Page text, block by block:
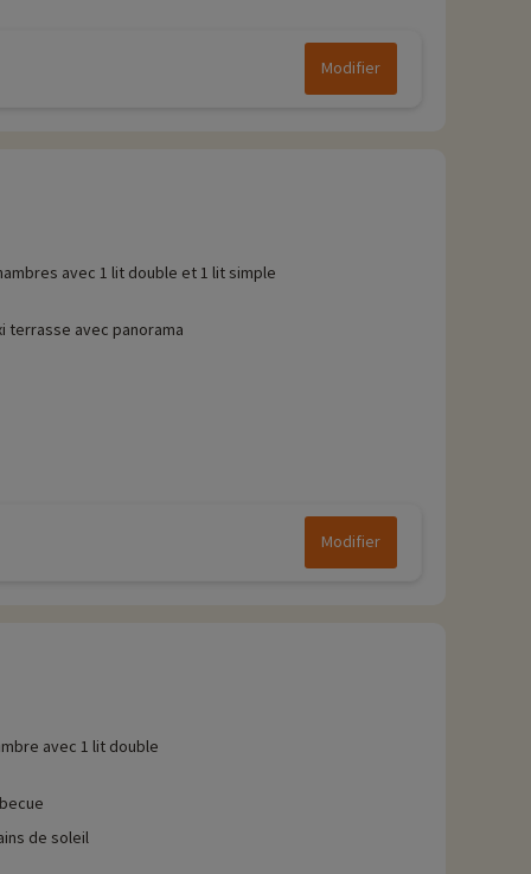
Modifier
avec 1 lit double et 1 lit simple
terrasse avec panorama
Modifier
avec 1 lit double
de soleil